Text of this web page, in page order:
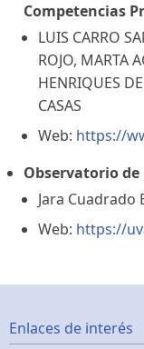
Competencias
LUIS CARRO
ROJO, MARTA
HENRIQUES
CASAS
Web: https://
Observatorio
Jara
Web: https://
Footer
Enlaces de interés